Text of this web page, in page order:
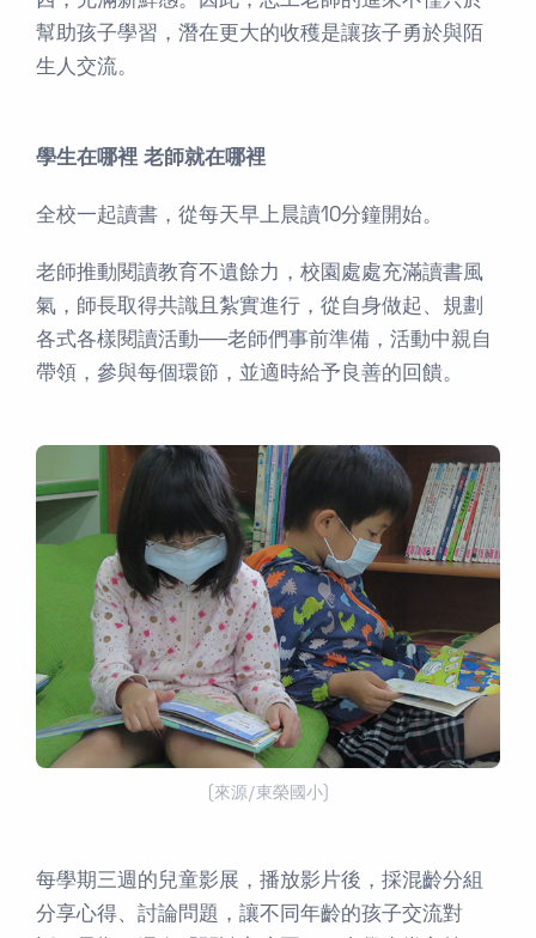
幫助孩子學習，潛在更大的收穫是讓孩子勇於與陌
生人交流。
學生在哪裡 老師就在哪裡
全校一起讀書，從每天早上晨讀10分鐘開始。
老師推動閱讀教育不遺餘力，校園處處充滿讀書風
氣，師長取得共識且紮實進行，從自身做起、規劃
各式各樣閱讀活動──老師們事前準備，活動中親自
帶領，參與每個環節，並適時給予良善的回饋。
(來源/東榮國小)
每學期三週的兒童影展，播放影片後，採混齡分組
分享心得、討論問題，讓不同年齡的孩子交流對